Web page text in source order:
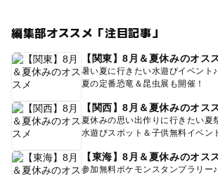
編集部オススメ「注目記事」
【関東】8月＆夏休みのオス
暑い夏に行きたい水遊びイベント♪
夏の定番恐竜＆昆虫展も開催！
【関西】8月＆夏休みのオス
夏休みの思い出作りに行きたい夏
水遊びスポット＆子供無料イベン
【東海】8月＆夏休みのオス
参加無料ポケモンスタンプラリー♪